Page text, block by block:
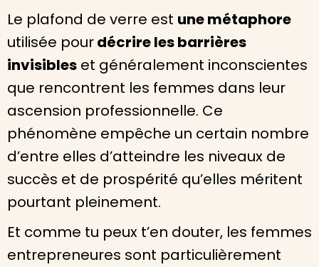
Le plafond de verre est une métaphore
utilisée pourdécrire les barrières
invisibles et généralement inconscientes
que rencontrent les femmes dans leur
ascension professionnelle. Ce
phénomène empêche un certain nombre
d’entre elles d’atteindre les niveaux de
succès et de prospérité qu’elles méritent
pourtant pleinement.
Et comme tu peux t’en douter, les femmes
entrepreneures sont particulièrement